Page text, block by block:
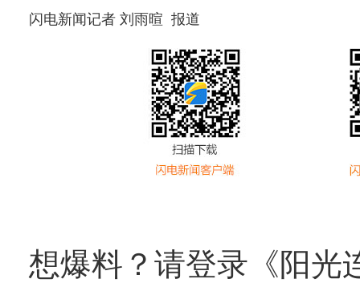
闪电新闻记者 刘雨暄 报道
想爆料？请登录《阳光